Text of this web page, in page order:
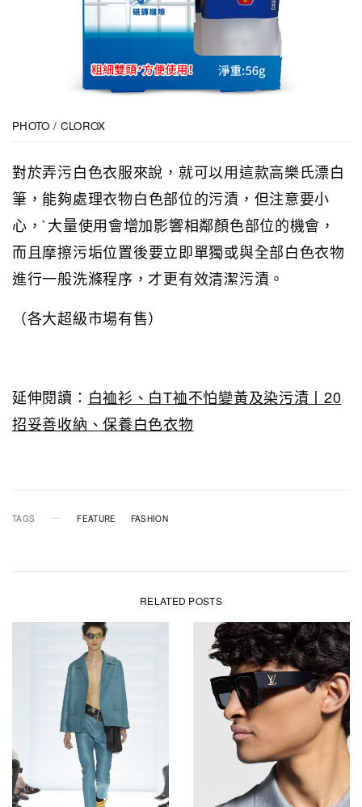
PHOTO / CLOROX
對於弄污白色衣服來說，就可以用這款高樂氏漂白
筆，能夠處理衣物白色部位的污漬，但注意要小
心，`大量使用會增加影響相鄰顏色部位的機會，
而且摩擦污垢位置後要立即單獨或與全部白色衣物
進行一般洗滌程序，才更有效清潔污漬。
（各大超級市場有售）
延伸閱讀： 白裇衫、白T裇不怕變黃及染污漬丨20
招妥善收納、保養白色衣物
TAGS FEATURE FASHION
RELATED POSTS